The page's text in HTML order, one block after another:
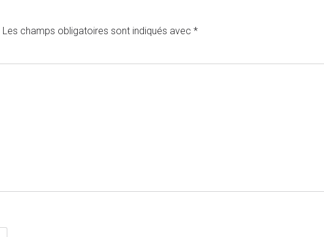
Les champs obligatoires sont indiqués avec *